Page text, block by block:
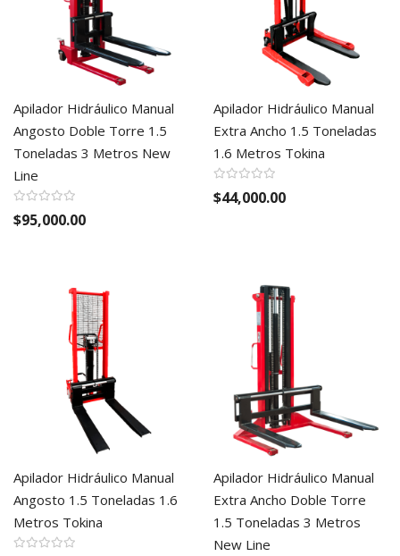
Apilador Hidráulico Manual
Angosto Doble Torre 1.5
Toneladas 3 Metros New
Line
$95,000.00
Apilador Hidráulico Manual
Extra Ancho 1.5 Toneladas
1.6 Metros Tokina
$44,000.00
Apilador Hidráulico Manual
Angosto 1.5 Toneladas 1.6
Metros Tokina
Apilador Hidráulico Manual
Extra Ancho Doble Torre
1.5 Toneladas 3 Metros
New Line